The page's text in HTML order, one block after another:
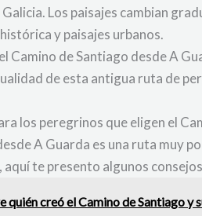
Los paisajes cambian
y paisajes urbanos.
Camino de Santiago desde A
de esta antigua ruta de
los peregrinos que eligen el
A Guarda es una ruta muy
te presento algunos
quién creó el Camino de Santiago y